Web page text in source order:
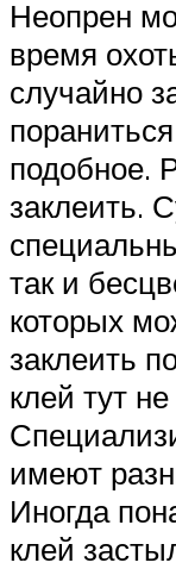
Неопрен
время
случайно
подобное.
заклеить.
так и
которых
заклеить
клей тут
имеют
Иногда
клей